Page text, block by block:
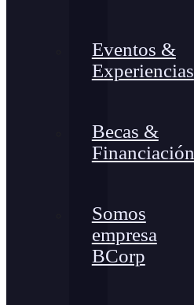
Eventos &
Experiencias
Becas &
Financiación
Somos
empresa
BCorp